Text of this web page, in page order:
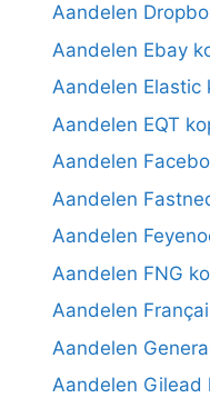
Aandelen
Aandelen Ebay
Aandelen Elastic
Aandelen EQT
Aandelen
Aandelen
Aandelen
Aandelen FNG
Aandelen
Aandelen
Aandelen Gilead